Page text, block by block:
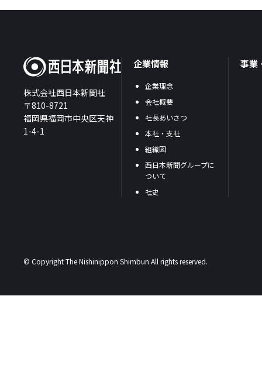
株式会社西日本新聞社
〒810-8721
福岡県福岡市中央区天神
1-4-1
企業情報
企業理念
会社概要
社長あいさつ
本社・支社
組織図
西日本新聞グループに
ついて
社史
事業
© Copyright The Nishinippon Shimbun.All rights reserved.